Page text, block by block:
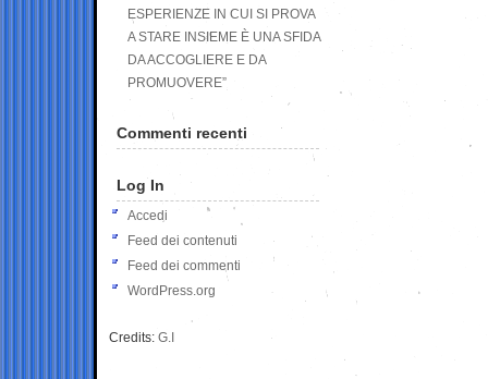
ESPERIENZE IN CUI SI PROVA
A STARE INSIEME È UNA SFIDA
DA ACCOGLIERE E DA
PROMUOVERE”
Commenti recenti
Log In
Accedi
Feed dei contenuti
Feed dei commenti
WordPress.org
Credits: G.I